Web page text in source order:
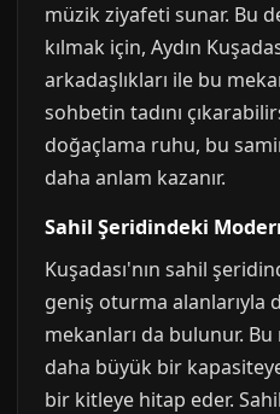
müzik ziyafeti sunar. Bu
kılmak için, Aydın
arkadaşlıkları ile bu
sohbetin tadını
doğaçlama ruhu, bu
daha anlam kazanır.
Sahil Şeridindeki
Kuşadası'nın sahil
geniş oturma alanlarıyla
mekanları da bulunur.
daha büyük bir
bir kitleye hitap eder.